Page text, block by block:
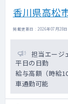
香川県高松
掲載更新日 : 2026年07月28
担当エージ
平日の日勤
給与高額（時給
車通勤可能